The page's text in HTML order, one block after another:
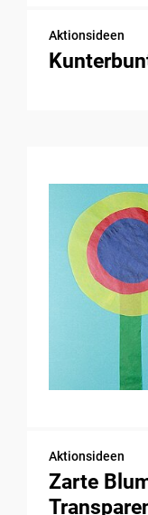
Aktionsideen
Aktionsideen
Zarte